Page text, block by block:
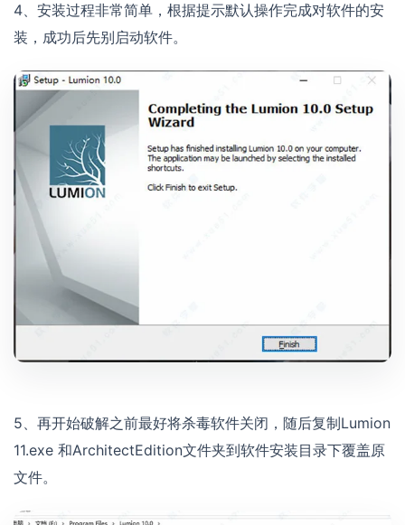
4、安装过程非常简单，根据提示默认操作完成对软件的安
装，成功后先别启动软件。
5、再开始破解之前最好将杀毒软件关闭，随后复制Lumion
11.exe 和ArchitectEdition文件夹到软件安装目录下覆盖原
文件。